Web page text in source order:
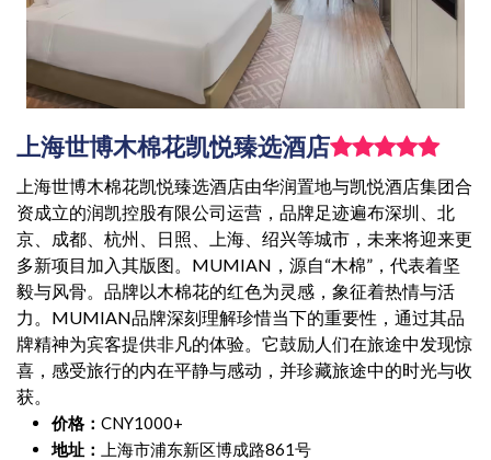
上海世博木棉花凯悦臻选酒店
上海世博木棉花凯悦臻选酒店由华润置地与凯悦酒店集团合
资成立的润凯控股有限公司运营，品牌足迹遍布深圳、北
京、成都、杭州、日照、上海、绍兴等城市，未来将迎来更
多新项目加入其版图。MUMIAN，源自“木棉”，代表着坚
毅与风骨。品牌以木棉花的红色为灵感，象征着热情与活
力。MUMIAN品牌深刻理解珍惜当下的重要性，通过其品
牌精神为宾客提供非凡的体验。它鼓励人们在旅途中发现惊
喜，感受旅行的内在平静与感动，并珍藏旅途中的时光与收
获。
价格： CNY1000+
地址：
上海市浦东新区博成路861号